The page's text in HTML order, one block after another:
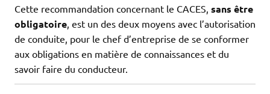
Cette recommandation concernant le CACES, sans être
obligatoire , est un des deux moyens avec l’autorisation
de conduite, pour le chef d’entreprise de se conformer
aux obligations en matière de connaissances et du
savoir faire du conducteur.